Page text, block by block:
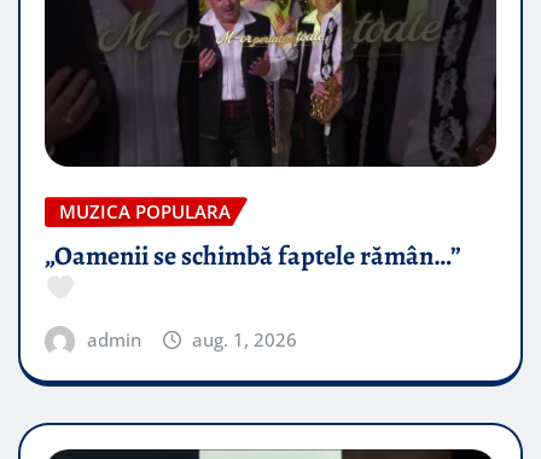
MUZICA POPULARA
„Oamenii se schimbă faptele rămân…”
admin aug. 1, 2026